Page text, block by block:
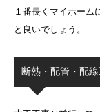
１番長くマイホーム
と良いでしょう。
断熱・配管・配